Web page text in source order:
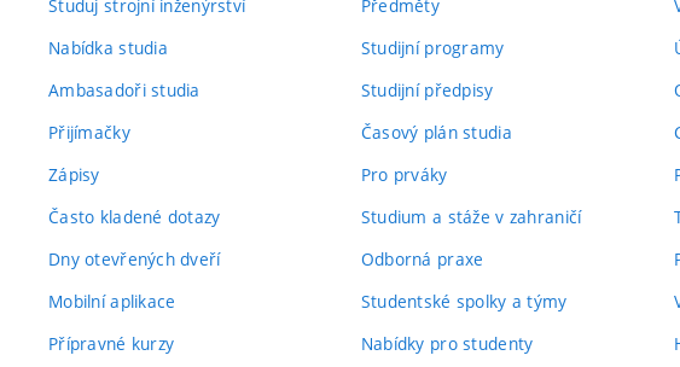
Studuj strojní inženýrství
Nabídka studia
Ambasadoři studia
Přijímačky
Zápisy
Často kladené dotazy
Dny otevřených dveří
Mobilní aplikace
Přípravné kurzy
Předměty
Studijní programy
Studijní předpisy
Časový plán studia
Pro prváky
Studium a stáže v zahraničí
Odborná praxe
Studentské spolky a týmy
Nabídky pro studenty